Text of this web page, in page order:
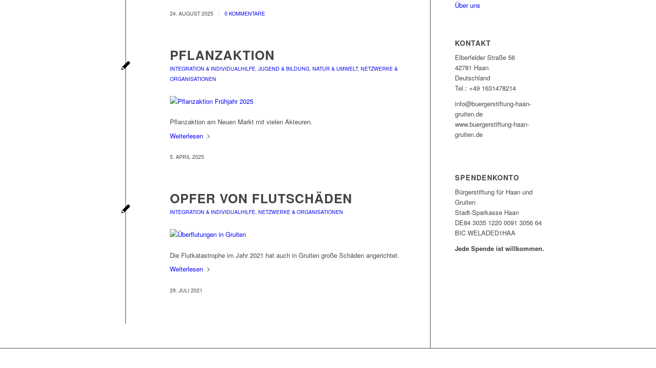
24. AUGUST 2025 / 0 KOMMENTARE
PFLANZAKTION
INTEGRATION & INDIVIDUALHILFE, JUGEND & BILDUNG, NATUR & UMWELT, NETZWERKE &
ORGANISATIONEN
Pflanzaktion am Neuen Markt mit vielen Akteuren.
Weiterlesen
5. APRIL 2025
OPFER VON FLUTSCHÄDEN
INTEGRATION & INDIVIDUALHILFE, NETZWERKE & ORGANISATIONEN
Die Flutkatastrophe im Jahr 2021 hat auch in Gruiten große Schäden angerichtet.
Weiterlesen
29. JULI 2021
Über uns
KONTAKT
Elberfelder Straße 56
42781 Haan
Deutschland
Tel.: +49 1631478214
info@buergerstiftung-haan-
gruiten.de
www.buergerstiftung-haan-
gruiten.de
SPENDENKONTO
Bürgerstiftung für Haan und
Gruiten
Stadt-Sparkasse Haan
DE84 3035 1220 0091 3056 64
BIC WELADED1HAA
Jede Spende ist willkommen.